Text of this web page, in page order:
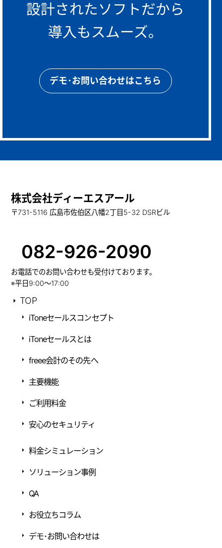
設計されたソフトだから
導入もスムーズ。
デモ･お問い合わせはこちら
株式会社ディーエスアール
〒731-5116 広島市佐伯区八幡2丁目5-32 DSRビル
082-926-2090
お電話でのお問い合わせも受付けております。
※平日9:00～17:00
TOP
iToneセールスコンセプト
iToneセールスとは
freee会計のその先へ
主要機能
ご利用料金
安心のセキュリティ
料金シミュレーション
ソリューション事例
QA
お役立ちコラム
デモ･お問い合わせは